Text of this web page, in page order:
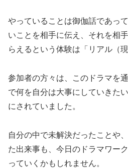
やっていることは御伽話であっ
いことを相手に伝え、それを相
らえるという体験は「リアル（
参加者の方々は、このドラマを
で何を自分は大事にしていきた
にされていました。
自分の中で未解決だったことや
た出来事も、今日のドラマワー
っていくかもしれません。